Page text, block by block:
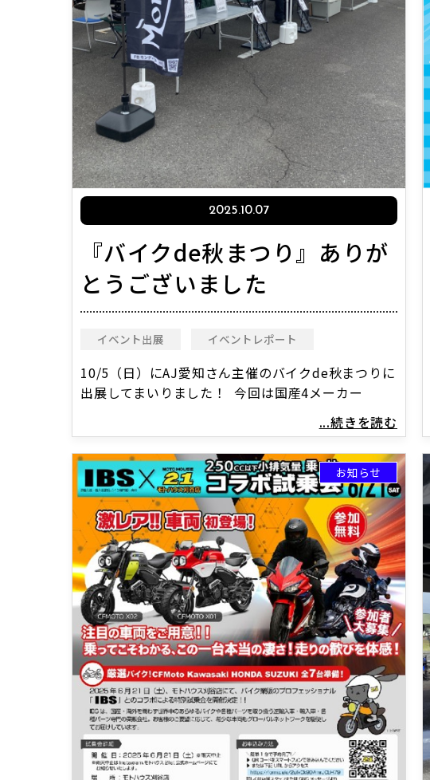
2025.10.07
『バイクde秋まつり』ありが
とうございました
イベント出展 イベントレポート
10/5（日）にAJ愛知さん主催のバイクde秋まつりに
出展してまいりました！ 今回は国産4メーカー
...続きを読む
お知らせ